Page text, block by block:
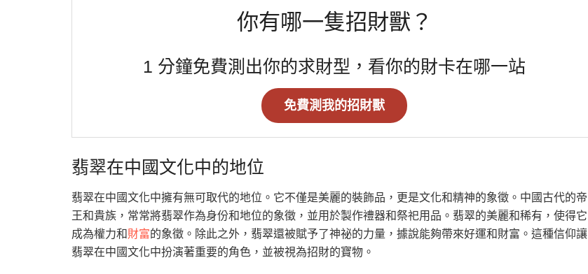
你有哪一隻招財獸？
1 分鐘免費測出你的求財型，看你的財卡在哪一站
免費測我的招財獸
翡翠在中國文化中的地位
翡翠在中國文化中擁有無可取代的地位。它不僅是美麗的裝飾品，更是文化和精神的象徵。中國古代的帝
王和貴族，常常將翡翠作為身份和地位的象徵，並用於製作禮器和祭祀用品。翡翠的美麗和稀有，使得它
成為權力和財富的象徵。除此之外，翡翠還被賦予了神祕的力量，據說能夠帶來好運和財富。這種信仰讓
翡翠在中國文化中扮演著重要的角色，並被視為招財的寶物。